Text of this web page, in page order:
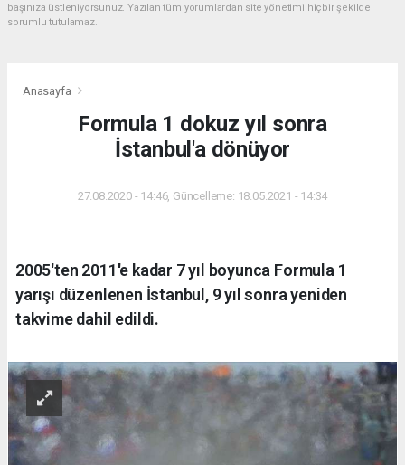
başınıza üstleniyorsunuz. Yazılan tüm yorumlardan site yönetimi hiçbir şekilde
sorumlu tutulamaz.
Anasayfa
Formula 1 dokuz yıl sonra
İstanbul'a dönüyor
27.08.2020 - 14:46, Güncelleme: 18.05.2021 - 14:34
2005'ten 2011'e kadar 7 yıl boyunca Formula 1
yarışı düzenlenen İstanbul, 9 yıl sonra yeniden
takvime dahil edildi.